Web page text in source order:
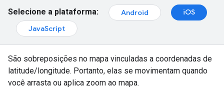
Selecione a plataforma: Android
iOS
JavaScript
São sobreposições no mapa vinculadas a coordenadas de
latitude/longitude. Portanto, elas se movimentam quando
você arrasta ou aplica zoom ao mapa.